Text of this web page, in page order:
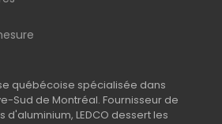
québécoise spécialisée dans
Sud de Montréal. Fournisseur de
d'aluminium, LEDCO dessert les